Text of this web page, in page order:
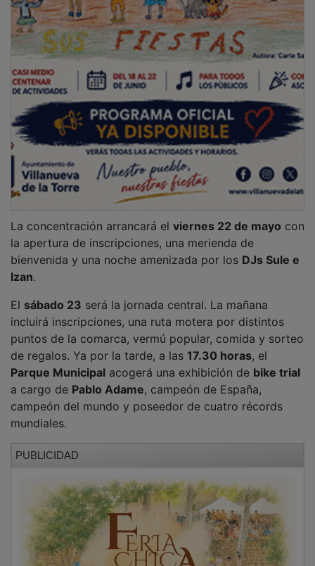
la apertura de inscripciones, una merienda de
bienvenida y una noche amenizada por losDJs Sule e
Izan .
incluirá inscripciones, una ruta motera por distintos
puntos de la comarca, vermú popular, comida y sorteo
de regalos. Ya por la tarde, a las17.30 horas, el
Parque Municipalacogerá una exhibición debike trial
a cargo dePablo Adame , campeón de España,
campeón del mundo y poseedor de cuatro récords
mundiales.